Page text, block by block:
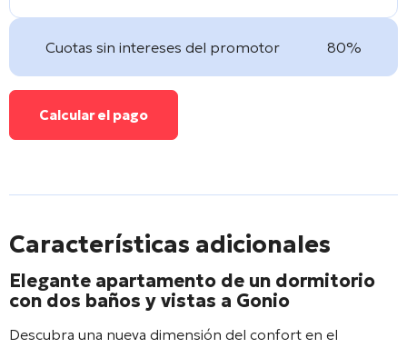
Cuotas sin intereses del promotor 80%
Calcular el pago
Características adicionales
Elegante apartamento de un dormitorio
con dos baños y vistas a Gonio
Descubra una nueva dimensión del confort en el